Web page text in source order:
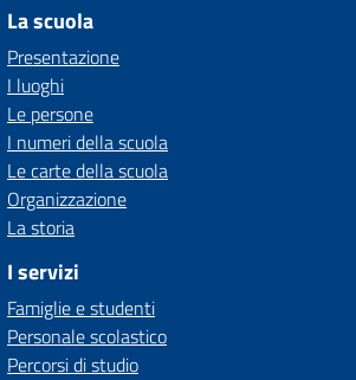
La scuola
Presentazione
I luoghi
Le persone
I numeri della scuola
Le carte della scuola
Organizzazione
La storia
I servizi
Famiglie e studenti
Personale scolastico
Percorsi di studio